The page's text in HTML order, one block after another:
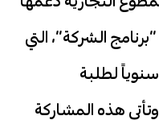
الشركة”، التي
لطلبة
هذه المشاركة